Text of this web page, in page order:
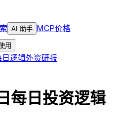
AI 助手 MCP价格
用
日逻辑外资研报
每日投资逻辑